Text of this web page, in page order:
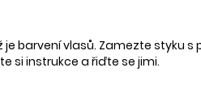
barvení vlasů. Zamezte styku s
si instrukce a řiďte se jimi.